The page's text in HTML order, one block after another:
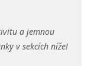
a jemnou
v sekcích níže!